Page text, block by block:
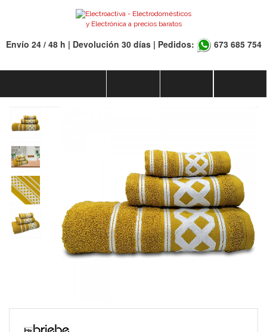
Envío 24 / 48 h | Devolución 30 días | Pedidos: 673 685 754